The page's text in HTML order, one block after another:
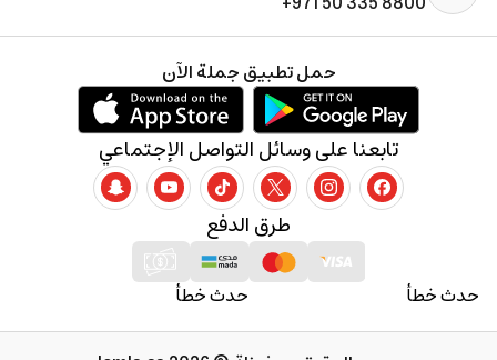
حدث خطأ حدث خطأ
طرق الدفع
تابعنا على وسائل التواصل الإجتماعي
حمل تطبيق جملة الآن